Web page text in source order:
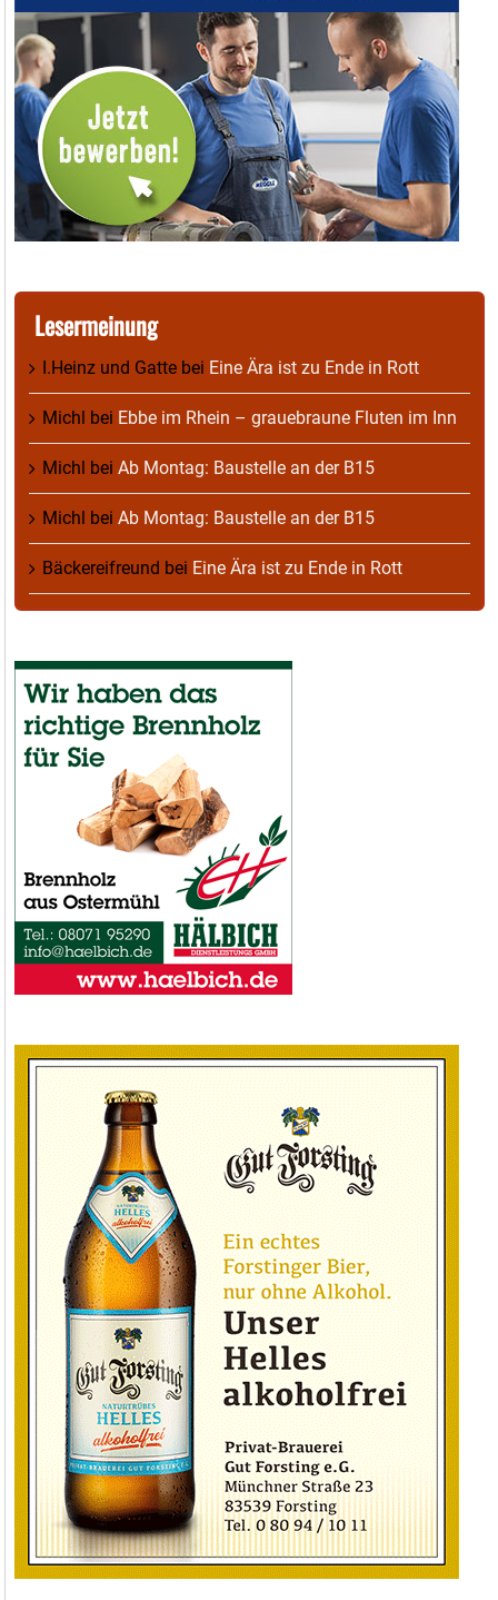
Lesermeinung
I.Heinz und Gatte bei Eine Ära ist zu Ende in Rott
Michl bei Ebbe im Rhein – grauebraune Fluten im Inn
Michl bei Ab Montag: Baustelle an der B15
Michl bei Ab Montag: Baustelle an der B15
Bäckereifreund bei Eine Ära ist zu Ende in Rott